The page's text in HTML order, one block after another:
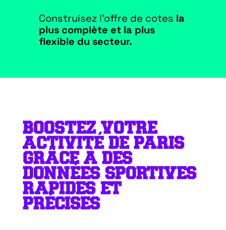
Construisez l’offre de cotes la
plus complète et la plus
flexible du secteur.
BOOSTEZ VOTRE
ACTIVITÉ DE PARIS
GRÂCE À DES
DONNÉES SPORTIVES
RAPIDES ET
PRÉCISES